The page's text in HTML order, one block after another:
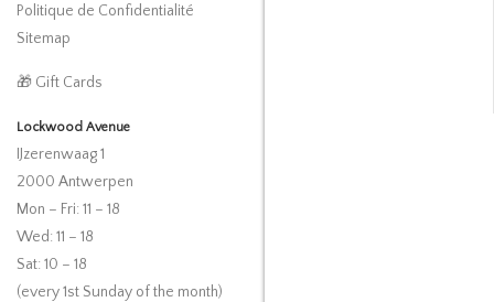
Politique de Confidentialité
Sitemap
🎁 Gift Cards
Lockwood Avenue
IJzerenwaag 1
2000 Antwerpen
Mon – Fri: 11 – 18
Wed: 11 – 18
Sat: 10 – 18
(every 1st Sunday of the month)